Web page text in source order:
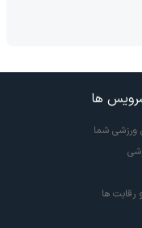
ها
ورزشی شما
رقابت ها